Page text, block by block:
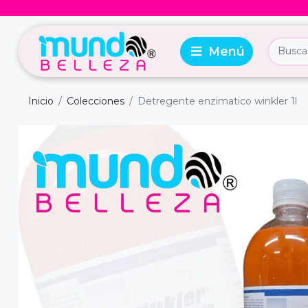
Inicio Colecciones Detregente enzimatico winkler 1l